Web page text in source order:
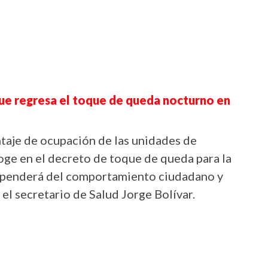
regresa el toque de queda nocturno en
de ocupación de las unidades de
en el decreto de toque de queda para la
del comportamiento ciudadano y
secretario de Salud Jorge Bolívar.